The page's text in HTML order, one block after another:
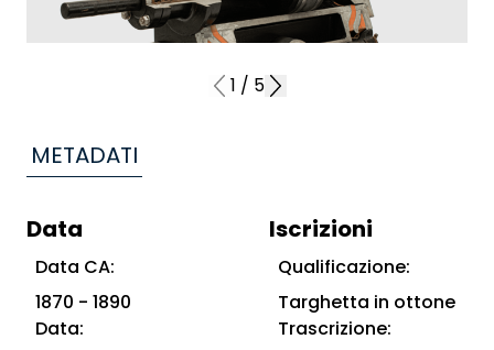
1 / 5
METADATI
Data
Data CA:
1870 - 1890
Data:
Iscrizioni
Qualificazione:
Targhetta in ottone
Trascrizione: